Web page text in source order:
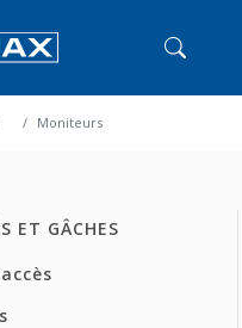
Moniteurs
ET GÂCHES